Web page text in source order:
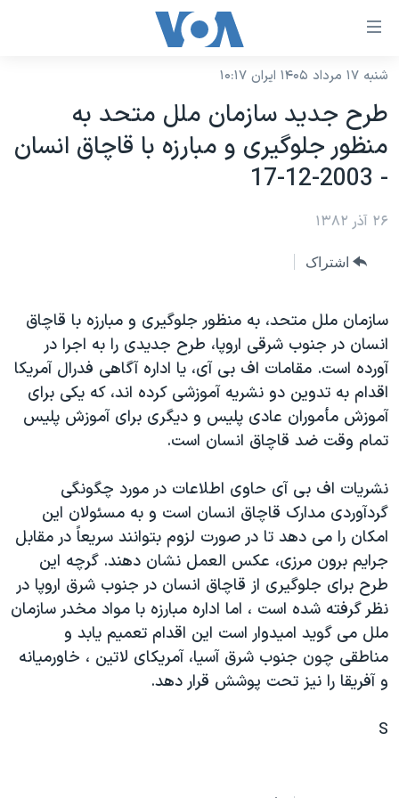
لینکهای
دسترسی
جهش
محتوای
اصلی
به
صفحه
به
جستجو
نسخه سبک وب‌سایت
موضوع ها
آمریکا
جهان
گزیده‌ها
ویژه برنامه‌ها
ویدیوها
فرهنگ و زندگی
حقوق شهروندی
اقتصادی
علم و فناوری
اسرائیل در جنگ
گالری عکس
آرشیو پخش زنده
برنامه های تلویزیونی
جدول برنامه ها
صفحه‌های ویژه
عملیات خشم حماسی
۲۵۰سالگی آمریکا
بایگانی برنامه‌های تلویزیونی
مستندها
انتخابات ریاست جمهوری آمریکا ۲۰۲۴
حمله جمهوری اسلامی به اسرائیل
رمز مهسا
ورزش زنان در ایران
اعتراضات زن، زندگی، آزادی
مجموعه مستندهای دادخواهی
تریبونال مردمی آبان ۹۸
دادگاه حمید نوری
پخش رادیویی
یادگیری زبان انگلیسی
دنبال کنید
زبانهای مختلف
شنبه ۱۷ مرداد ۱۴۰۵ ایران ۱۰:۱۷
طرح جديد سازمان ملل متحد به
منظور جلوگيری و مبارزه با قاچاق انسان
- 2003-12-17
۲۶ آذر ۱۳۸۲
اشتراک
سازمان ملل متحد، به منظور جلوگيری و مبارزه با قاچاق
انسان در جنوب شرقی اروپا، طرح جديدی را به اجرا در
آورده است. مقامات اف بی آی، يا اداره آگاهی فدرال آمريکا
اقدام به تدوين دو نشريه آموزشی کرده اند، که يکی برای
آموزش مأموران عادی پليس و ديگری برای آموزش پليس
تمام وقت ضد قاچاق انسان است.
نشريات اف بی آی حاوی اطلاعات در مورد چگونگی
گردآوردی مدارک قاچاق انسان است و به مسئولان اين
امکان را می دهد تا در صورت لزوم بتوانند سريعاً در مقابل
جرايم برون مرزی، عکس العمل نشان دهند. گرچه اين
طرح برای جلوگيری از قاچاق انسان در جنوب شرق اروپا در
نظر گرفته شده است ، اما اداره مبارزه با مواد مخدر سازمان
ملل می گويد اميدوار است اين اقدام تعميم يابد و
مناطقی چون جنوب شرق آسيا، آمريکای لاتين ، خاورميانه
و آفريقا را نيز تحت پوشش قرار دهد.
S